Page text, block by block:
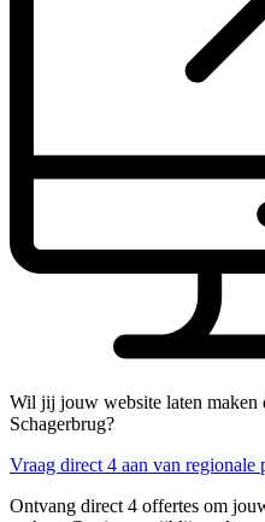
Wil jij jouw website laten maken
Schagerbrug?
Vraag direct 4 aan van regionale
Ontvang direct 4 offertes om